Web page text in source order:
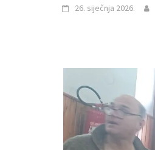
26. siječnja 2026.